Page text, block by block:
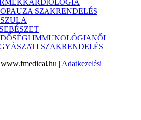
SZAKRENDELÉS
IMMUNOLÓGIANŐI
SZAKRENDELÉS
| Adatkezelési